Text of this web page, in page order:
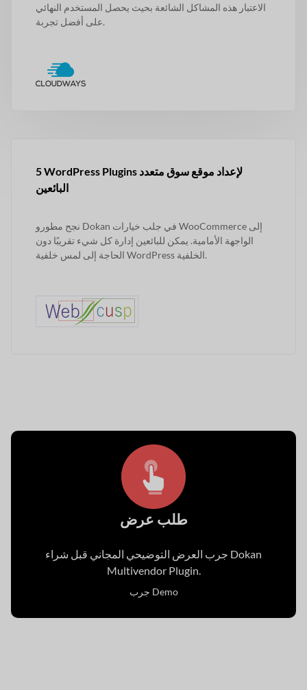
الاعتبار هذه المشاكل الشائعة بحيث يحصل المستخدم النهائي
على أفضل تجربة.
5 WordPress Plugins لإعداد موقع سوق متعدد
البائعين
نجح مطورو Dokan في جلب خيارات WooCommerce إلى
الواجهة الأمامية. يمكن للبائعين إدارة كل شيء تقريبًا دون
الحاجة إلى لمس خلفية WordPress الخلفية.
طلب عرض
جرب العرض التوضيحي المجاني قبل شراء Dokan
Multivendor Plugin.
جرب Demo